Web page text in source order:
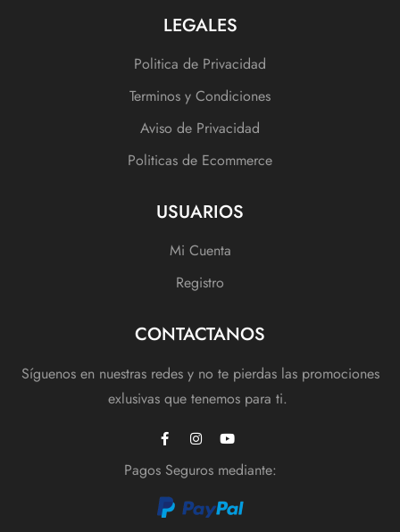
LEGALES
Politica de Privacidad
Terminos y Condiciones
Aviso de Privacidad
Politicas de Ecommerce
USUARIOS
Mi Cuenta
Registro
CONTACTANOS
Síguenos en nuestras redes y no te pierdas las promociones
exlusivas que tenemos para ti.
Pagos Seguros mediante: